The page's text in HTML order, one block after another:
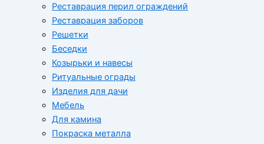
Реставрация перил ограждений
Реставрация заборов
Решетки
Беседки
Козырьки и навесы
Ритуальные ограды
Изделия для дачи
Мебель
Для камина
Покраска металла